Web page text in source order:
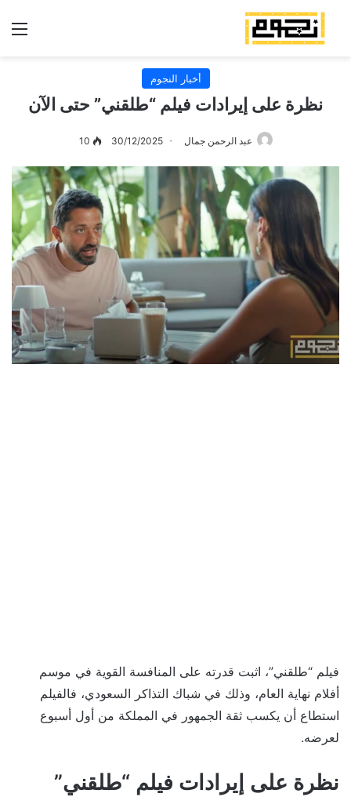
أخبار النجوم
نظرة على إيرادات فيلم “طلقني” حتى الآن
عبد الرحمن جمال 30/12/2025
10
فيلم “طلقني”، اثبت قدرته على المنافسة القوية في موسم
أفلام نهاية العام، وذلك في شباك التذاكر السعودي، فالفيلم
استطاع أن يكسب ثقة الجمهور في المملكة من أول أسبوع
لعرضه.
نظرة على إيرادات فيلم “طلقني”